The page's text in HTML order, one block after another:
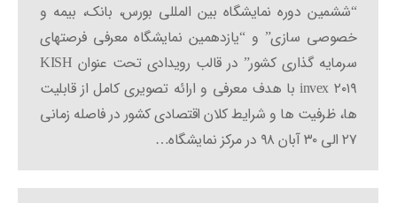
“ششمین دوره نمایشگاه بین المللی بورس، بانک، بیمه و
خصوصی سازی” و “یازدهمین نمایشگاه معرفی فرصتهای
سرمایه گذاری کشور” در قالب رویدادی تحت عنوان KISH
invex ۲۰۱۹ با هدف معرفی و ارائه تصویری کامل از قابلیت
ها، ظرفیت ها و شرایط کلان اقتصادی کشور در فاصله زمانی
۲۷ الی ۳۰ آبان ۹۸ در مرکز نمایشگاه…